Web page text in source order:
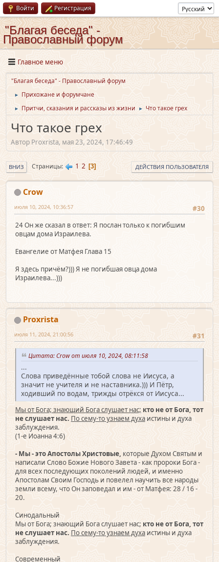
Войти Регистрация
"Благая беседа" -
Православный форум
Главное меню
"Благая беседа" - Православный форум
► Прихожане и форумчане
► Притчи, сказания и рассказы из жизни ► Что такое грех
Что такое грех
Автор Proxrista, мая 23, 2024, 17:46:49
ВНИЗ Страницы 1 2 3 ДЕЙСТВИЯ ПОЛЬЗОВАТЕЛЯ
Crow
#30
июля 10, 2024, 10:36:57
24 Он же сказал в ответ: Я послан только к погибшим
овцам дома Израилева.
Евангелие от Матфея Глава 15
Я здесь причём?))) Я не погибшая овца дома
Израилева...)))
Proxrista
#31
июля 11, 2024, 21:00:56
Цитата: Crow от июля 10, 2024, 08:11:58
...
Слова приведённые тобой слова не Иисуса, а
значит не учителя и не наставника.))) И Пётр,
ходивший по водам, трижды отрёкся от Иисуса...
Мы от Бога; знающий Бога слушает нас; кто не от Бога, тот
не слушает нас. По сему-то узнаем духа истины и духа
заблуждения.
(1-е Иоанна 4:6)
- Мы - это Апостолы Христовые, которые Духом Святым и
написали Слово Божие Нового Завета - как пророки Бога -
для всех последующих поколений людей, и именно
Апостолам Своим Господь и повелел научить все народы
земли всему, что Он заповедал и им - от Матфея: 28 / 16 -
20.
Синодальный
Мы от Бога; знающий Бога слушает нас; кто не от Бога, тот
не слушает нас. По сему-то узнаем духа истины и духа
заблуждения.
Современный